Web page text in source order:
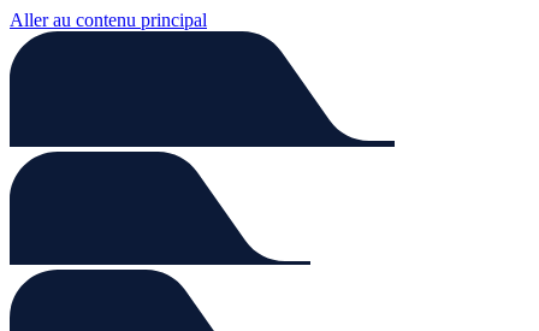
Aller au contenu principal